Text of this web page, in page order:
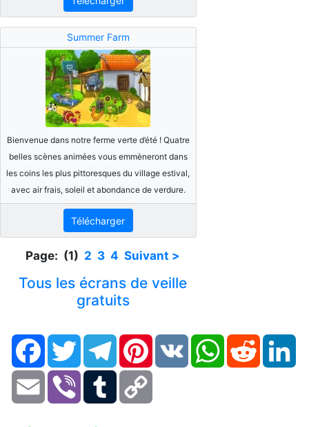
Summer Farm
Bienvenue dans notre ferme verte d’été ! Quatre
belles scènes animées vous emmèneront dans
les coins les plus pittoresques du village estival,
avec air frais, soleil et abondance de verdure.
Télécharger
Page: (1) 2 3 4 Suivant >
Tous les écrans de veille
gratuits
FacebookTwitter TelegramPinterestVK WhatsAppReddit
Email Viber Tumblr